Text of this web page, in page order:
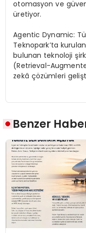
otomasyon ve
üretiyor.
Agentic Dynamic:
Teknopark’ta
bulunan teknoloji
(Retrieval-
zekâ çözümleri
Benzer